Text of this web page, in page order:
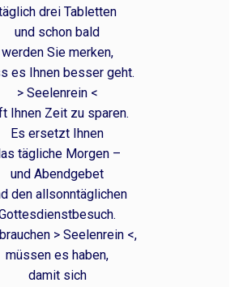
drei Tabletten
und schon bald
werden Sie merken,
es Ihnen besser geht.
> Seelenrein <
Ihnen Zeit zu sparen.
Es ersetzt Ihnen
tägliche Morgen –
und Abendgebet
den allsonntäglichen
> Seelenrein <,
müssen es haben,
damit sich